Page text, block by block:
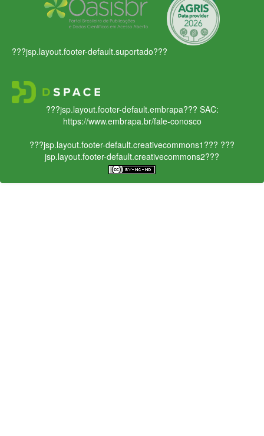
???jsp.layout.footer-default.suportado???
???jsp.layout.footer-default.embrapa??? SAC:
https://www.embrapa.br/fale-conosco
???jsp.layout.footer-default.creativecommons1??? ???
jsp.layout.footer-default.creativecommons2???